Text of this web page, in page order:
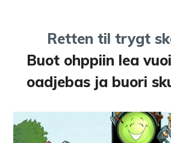
Retten til trygt
Buot ohppiin lea
oadjebas ja buori